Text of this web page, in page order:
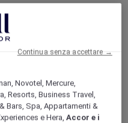
ALL
Novotel, Mercure,
Resorts, Business Travel,
Bars, Spa, Appartamenti &
e Hera,Accor e i
Continua senza accettare →